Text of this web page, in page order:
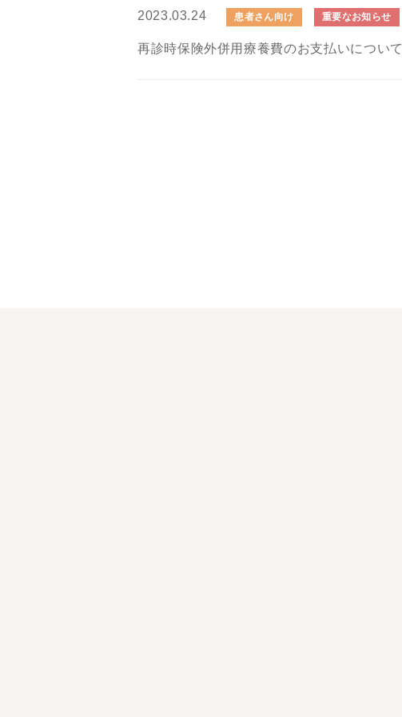
2023.03.24 患者さん向け 重要なお知らせ
再診時保険外併用療養費のお支払いについて